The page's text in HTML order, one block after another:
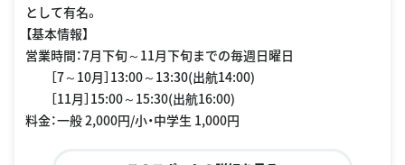
として有名。
【基本情報】
営業時間：7月下旬～11月下旬までの毎週日曜日
［7～10月］13:00～13:30(出航14:00)
［11月］15:00～15:30(出航16:00)
料金：一般 2,000円/小・中学生 1,000円